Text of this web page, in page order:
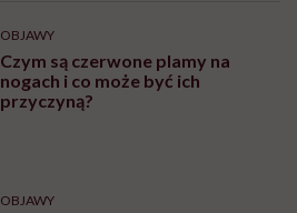
OBJAWY
Czym są czerwone plamy na
nogach i co może być ich
przyczyną?
OBJAWY